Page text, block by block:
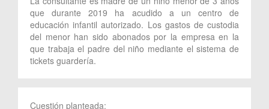
que durante 2019 ha acudido a un centro de
educación infantil autorizado. Los gastos de custodia
del menor han sido abonados por la empresa en la
que trabaja el padre del niño mediante el sistema de
tickets guardería.
Cuestión planteada: